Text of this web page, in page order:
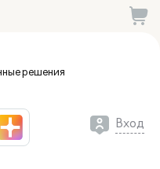
решения
Вход